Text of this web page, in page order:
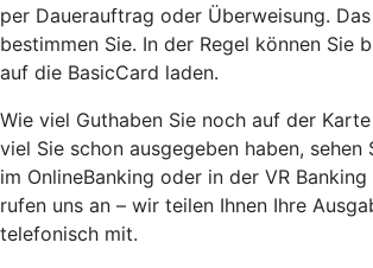
per Dauerauftrag oder Überweisung.
bestimmen Sie. In der Regel können Sie
auf die BasicCard laden.
Wie viel Guthaben Sie noch auf der
viel Sie schon ausgegeben haben, sehen
im OnlineBanking oder in der VR
rufen uns an – wir teilen Ihnen Ihre
telefonisch mit.